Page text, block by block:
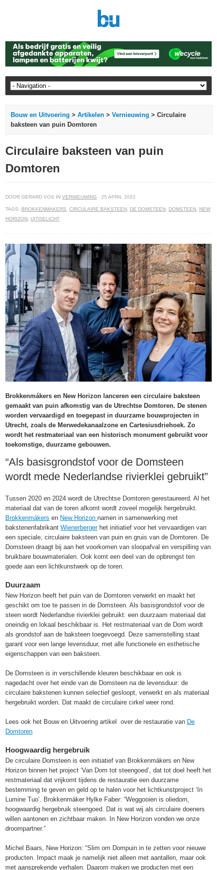
Bouw en Uitvoering >Artikelen >Vernieuwing > Circulaire
baksteen van puin Domtoren
Circulaire baksteen van puin
Domtoren
DOOR GERARD VOS INVERNIEUWING · 25 APRIL 2022
TAGS: BROKKENMAKERS,CIRCULAIRE BAKSTEEN, DE DOMSTEEN, DOMSTEEN, NEW
HORIZON,UITGELICHT
Brokkenmákers en New Horizon lanceren een circulaire baksteen
gemaakt van puin afkomstig van de Utrechtse Domtoren. De stenen
worden vervaardigd en toegepast in duurzame bouwprojecten in
Utrecht, zoals de Merwedekanaalzone en Cartesiusdriehoek. Zo
wordt het restmateriaal van een historisch monument gebruikt voor
toekomstige, duurzame gebouwen.
“Als basisgrondstof voor de Domsteen
wordt mede Nederlandse rivierklei gebruikt”
Tussen 2020 en 2024 wordt de Utrechtse Domtoren gerestaureerd. Al het
materiaal dat van de toren afkomt wordt zoveel mogelijk hergebruikt.
Brokkenmákers en New Horizonnamen in samenwerking met
bakstenenfabrikantWienerbergerhet initiatief voor het vervaardigen van
een speciale, circulaire baksteen van puin en gruis van de Domtoren. De
Domsteen draagt bij aan het voorkomen van sloopafval en verspilling van
bruikbare bouwmaterialen. Ook komt een deel van de opbrengst ten
goede aan een lichtkunstwerk op de toren.
Duurzaam
New Horizon heeft het puin van de Domtoren verwerkt en maakt het
geschikt om toe te passen in de Domsteen. Als basisgrondstof voor de
steen wordt Nederlandse rivierklei gebruikt: een duurzaam materiaal dat
oneindig en lokaal beschikbaar is. Het restmateriaal van de Dom wordt
als grondstof aan de baksteen toegevoegd. Deze samenstelling staat
garant voor een lange levensduur, met alle functionele en esthetische
eigenschappen van een baksteen.
De Domsteen is in verschillende kleuren beschikbaar en ook is
nagedacht over het einde van de Domsteen na de levensduur: de
circulaire bakstenen kunnen selectief gesloopt, verwerkt en als materiaal
hergebruikt worden. Dat maakt de circulaire cirkel weer rond.
Lees ook het Bouw en Uitvoering artikel over de restauratie van De
Domtoren
Hoogwaardig hergebruik
De circulaire Domsteen is een initiatief van Brokkenmákers en New
Horizon binnen het project ‘Van Dom tot steengoed’, dat tot doel heeft het
restmateriaal dat vrijkomt tijdens de restauratie een duurzame
bestemming te geven en geld op te halen voor het lichtkunstproject ‘In
Lumine Tuo’. Brokkenmáker Hylke Faber: “Weggooien is oliedom,
hoogwaardig hergebruik steengoed. Dat is wat wij als circulaire doeners
willen aantonen en zichtbaar maken. In New Horizon vonden we onze
droompartner.”
Michel Baars, New Horizon: “Slim om Dompuin in te zetten voor nieuwe
producten. Impact maak je namelijk niet alleen met aantallen, maar ook
met aansprekende verhalen. Daarom maken we producten met een